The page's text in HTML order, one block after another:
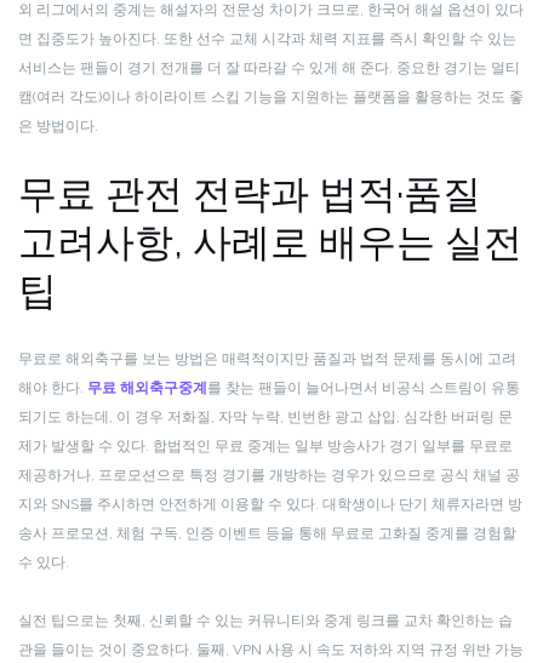
외 리그에서의 중계는 해설자의 전문성 차이가 크므로, 한국어 해설 옵션이 있다
면 집중도가 높아진다. 또한 선수 교체 시각과 체력 지표를 즉시 확인할 수 있는
서비스는 팬들이 경기 전개를 더 잘 따라갈 수 있게 해 준다. 중요한 경기는 멀티
캠(여러 각도)이나 하이라이트 스킵 기능을 지원하는 플랫폼을 활용하는 것도 좋
은 방법이다.
무료 관전 전략과 법적·품질
고려사항, 사례로 배우는 실전
팁
무료로 해외축구를 보는 방법은 매력적이지만 품질과 법적 문제를 동시에 고려
해야 한다. 무료 해외축구중계 를 찾는 팬들이 늘어나면서 비공식 스트림이 유통
되기도 하는데, 이 경우 저화질, 자막 누락, 빈번한 광고 삽입, 심각한 버퍼링 문
제가 발생할 수 있다. 합법적인 무료 중계는 일부 방송사가 경기 일부를 무료로
제공하거나, 프로모션으로 특정 경기를 개방하는 경우가 있으므로 공식 채널 공
지와 SNS를 주시하면 안전하게 이용할 수 있다. 대학생이나 단기 체류자라면 방
송사 프로모션, 체험 구독, 인증 이벤트 등을 통해 무료로 고화질 중계를 경험할
수 있다.
실전 팁으로는 첫째, 신뢰할 수 있는 커뮤니티와 중계 링크를 교차 확인하는 습
관을 들이는 것이 중요하다. 둘째, VPN 사용 시 속도 저하와 지역 규정 위반 가능